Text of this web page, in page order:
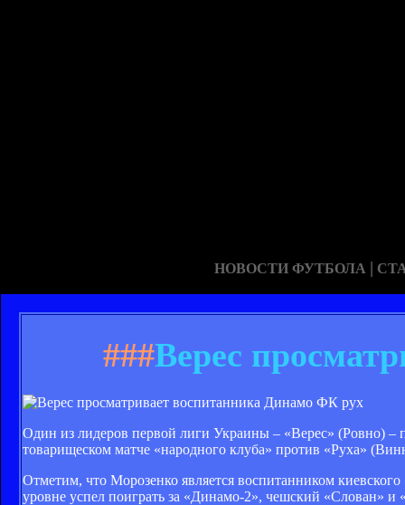
НОВОСТИ ФУТБОЛА |
###Верес
ФК рух
Один из лидеров первой лиги Украины – «Верес» (Ровно) –
товарищеском матче «народного клуба» против «Руха»
Отметим, что Морозенко является воспитанником
уровне успел поиграть за «Динамо-2», чешский «Слован» и